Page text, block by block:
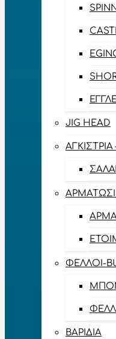
JIG HEAD
ΦΕΛΛΟΊ-
ΒΑΡΊΔΙΑ